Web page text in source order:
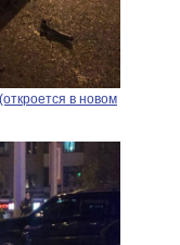
в новом